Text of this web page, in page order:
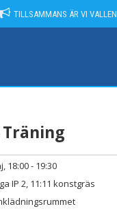
TILLSAMMANS ÄR VI VALLEN
Träning
18:00 - 19:30
IP 2, 11:11 konstgräs